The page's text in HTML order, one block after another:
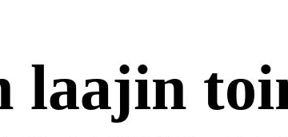
laajin